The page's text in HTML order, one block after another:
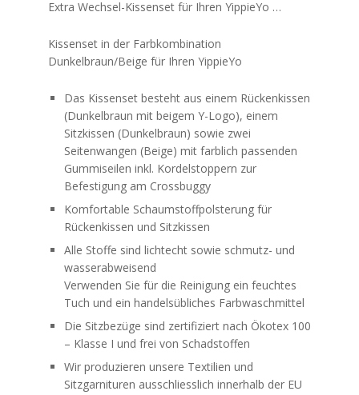
Extra Wechsel-Kissenset für Ihren YippieYo …
Kissenset in der Farbkombination
Dunkelbraun/Beige für Ihren YippieYo
Das Kissenset besteht aus einem Rückenkissen
(Dunkelbraun mit beigem Y-Logo), einem
Sitzkissen (Dunkelbraun) sowie zwei
Seitenwangen (Beige) mit farblich passenden
Gummiseilen inkl. Kordelstoppern zur
Befestigung am Crossbuggy
Komfortable Schaumstoffpolsterung für
Rückenkissen und Sitzkissen
Alle Stoffe sind lichtecht sowie schmutz- und
wasserabweisend
Verwenden Sie für die Reinigung ein feuchtes
Tuch und ein handelsübliches Farbwaschmittel
Die Sitzbezüge sind zertifiziert nach Ökotex 100
– Klasse I und frei von Schadstoffen
Wir produzieren unsere Textilien und
Sitzgarnituren ausschliesslich innerhalb der EU